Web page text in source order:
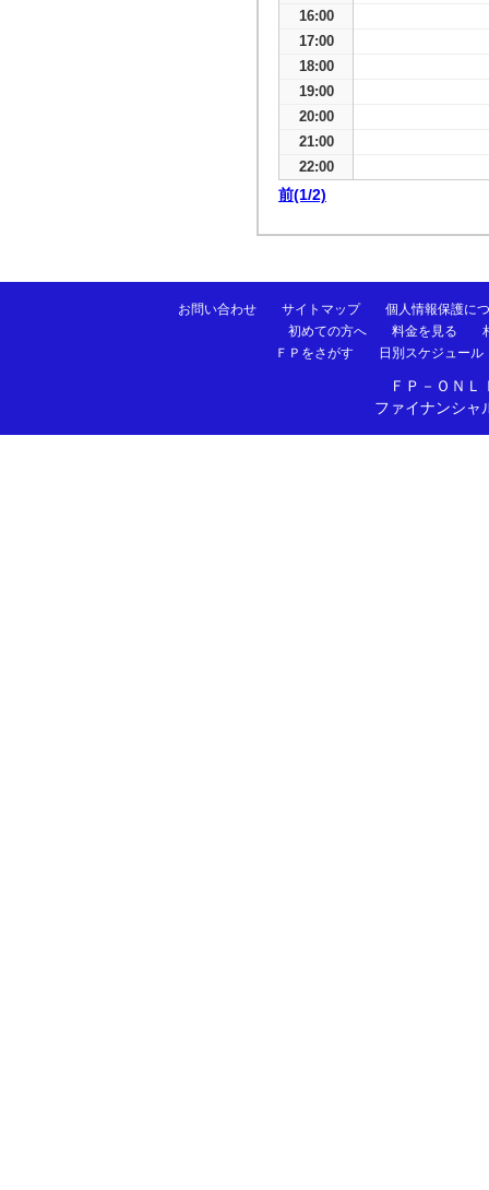
16:00
17:00
18:00
19:00
20:00
21:00
22:00
前(1/2)
お問い合わせ サイトマップ
個人情報保護に
初めての方へ
料金を見る
ＦＰをさがす
日別スケジュール
ＦＰ－ＯＮ
ファイナンシャ